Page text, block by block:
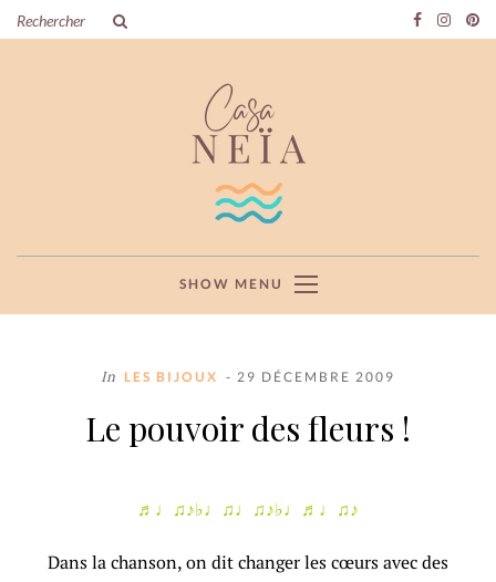
SHOW MENU
In LES BIJOUX - 29 DÉCEMBRE 2009
Le pouvoir des fleurs !
♬♩♫♪♭♩♫♩♫♪♭♩♬♩♫♪
Dans la chanson, on dit changer les cœurs avec des